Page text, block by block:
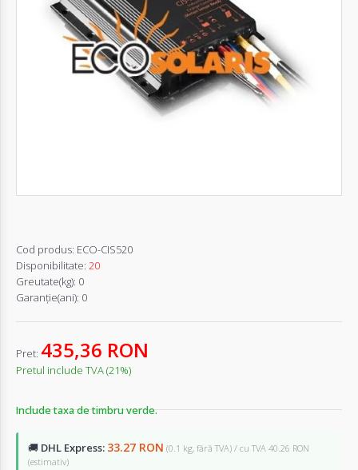
Autentifică-
Cod produs: ECO-CIS520
Disponibilitate: 20
Greutate(kg): 0
Garanţie(ani): 0
Pret: 435,36 RON
Pretul include TVA (21%)
Include taxa de timbru verde.
🚚 DHL Express: 33.27 RON (0.1 kg, fără TVA) / cu TVA 40.26 RON
(estimativ)